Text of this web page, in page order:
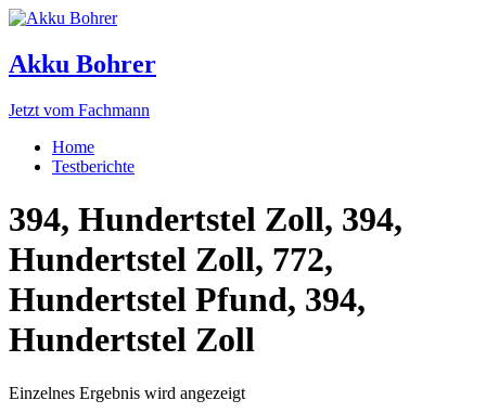
Akku Bohrer
Jetzt vom Fachmann
Home
Testberichte
394, Hundertstel Zoll, 394,
Hundertstel Zoll, 772,
Hundertstel Pfund, 394,
Hundertstel Zoll
Einzelnes Ergebnis wird angezeigt